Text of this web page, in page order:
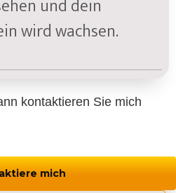
und dein
wird wachsen.
kontaktieren Sie mich
mich